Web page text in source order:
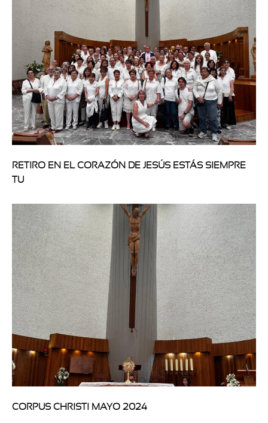
RETIRO EN EL CORAZÓN DE JESÚS ESTÁS SIEMPRE
TU
CORPUS CHRISTI MAYO 2024